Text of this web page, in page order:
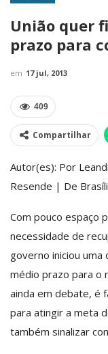
União quer
prazo para
em 17 jul, 2013
409
Compartilhar
Autor(es): Por
Resende | De
Com pouco espaço
necessidade de
governo iniciou uma
médio prazo para o
ainda em debate, é
para atingir a meta
também sinalizar